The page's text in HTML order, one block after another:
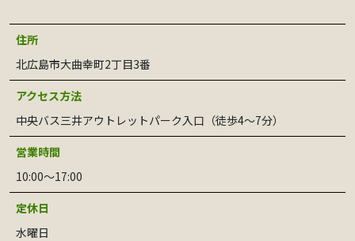
住所
北広島市大曲幸町2丁目3番
アクセス方法
中央バス三井アウトレットパーク入口（徒歩4～7分）
営業時間
10:00～17:00
定休日
水曜日